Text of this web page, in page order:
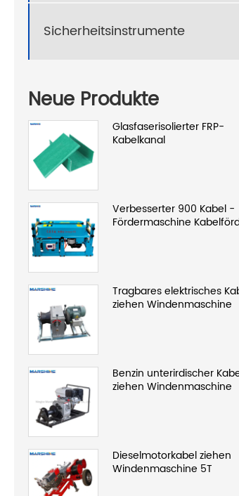
Sicherheitsinstrumente
Neue Produkte
Glasfaserisolierter FRP-
Kabelkanal
Verbesserter 900 Kabel -
Fördermaschine
Tragbares elektrisches
ziehen Windenmaschine
Benzin unterirdischer
ziehen Windenmaschine
Dieselmotorkabel ziehen
Windenmaschine 5T